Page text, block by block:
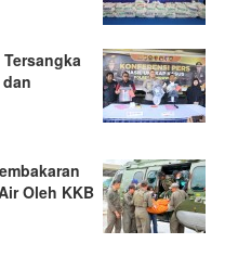
Oleh KKB